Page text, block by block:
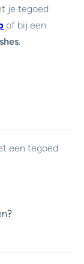
je tegoed
of bij een
een tegoed